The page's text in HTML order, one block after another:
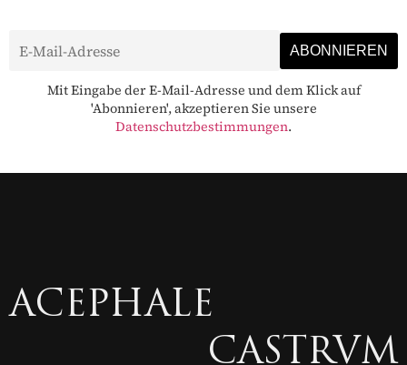
Mit Eingabe der E-Mail-Adresse und dem Klick auf
'Abonnieren', akzeptieren Sie unsere
Datenschutzbestimmungen.
ACEPHALE
CASTRVM